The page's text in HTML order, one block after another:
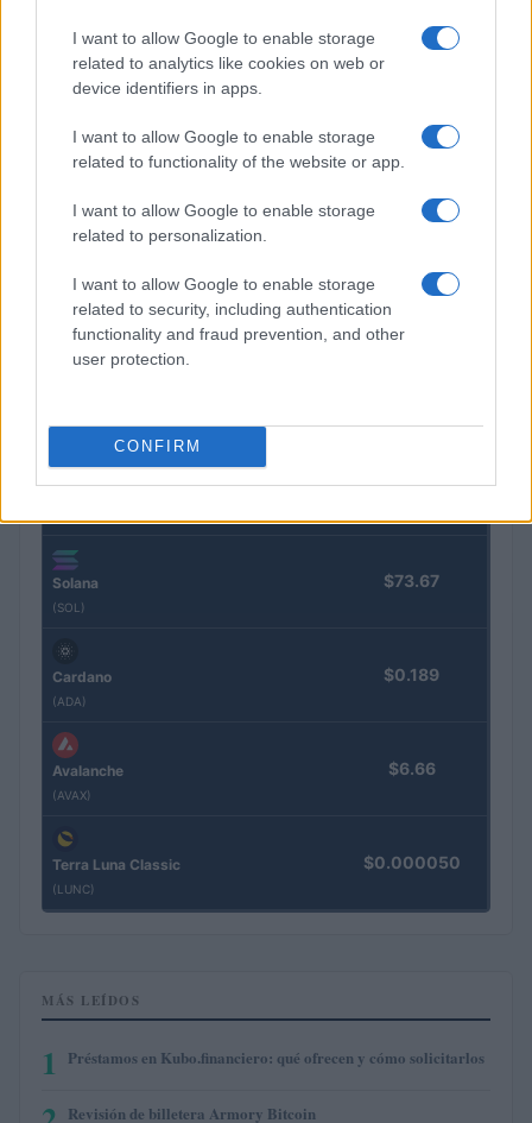
I want to allow Google to enable storage
related to analytics like cookies on web or
device identifiers in apps.
I want to allow Google to enable storage
related to functionality of the website or app.
I want to allow Google to enable storage
related to personalization.
I want to allow Google to enable storage
related to security, including authentication
functionality and fraud prevention, and other
user protection.
CONFIRM
COTIZACIONES CRYPTO
Nombre Precio
Bitcoin
(BTC)
$64,790.00
Ethereum
(ETH)
$1,910.49
XRP $1.05
Solana
(SOL)
$73.67
Cardano
(ADA)
$0.189
Avalanche
(AVAX)
$6.66
Terra Luna Classic
(LUNC)
$0.000050
MÁS LEÍDOS
1 Préstamos en Kubo.financiero: qué ofrecen y cómo solicitarlos
Revisión de billetera Armory Bitcoin